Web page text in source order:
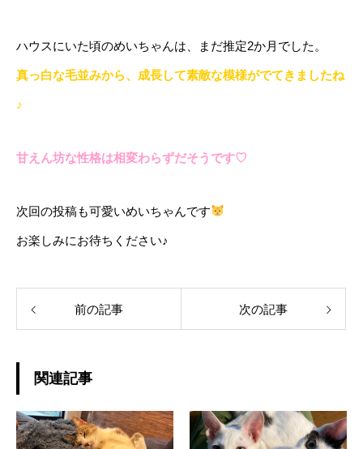
ハウスにいた頃のめいちゃんは、まだ推定2か月でした。
真っ白な毛並みから、成長して素敵な模様がでてきましたね
♪
甘えん坊な性格は相変わらずだそうです♡
次回の投稿も可愛いめいちゃんです
お楽しみにお待ちください♪
前の記事 次の記事
関連記事